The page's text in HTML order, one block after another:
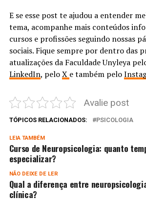
E se esse post te ajudou a entender
tema, acompanhe mais conteúdos
cursos e profissões seguindo nossas
sociais. Fique sempre por dentro das
atualizações da Faculdade Unyleya
LinkedIn, peloX e também pelo
Avalie post
TÓPICOS RELACIONADOS: PSICOLOGIA
LEIA TAMBÉM
Curso de Neuropsicologia: quanto
especializar?
NÃO DEIXE DE LER
Qual a diferença entre
clínica?